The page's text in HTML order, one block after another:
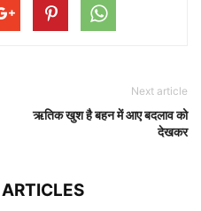
Next article
ऋतिक खुश है बहन में आए बदलाव को
देखकर